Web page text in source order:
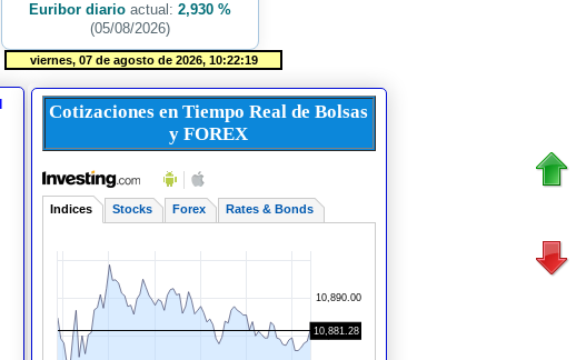
Euribor diarioactual: 2,930 %
(05/08/2026)
Cotizaciones en Tiempo Real de Bolsas
y FOREX